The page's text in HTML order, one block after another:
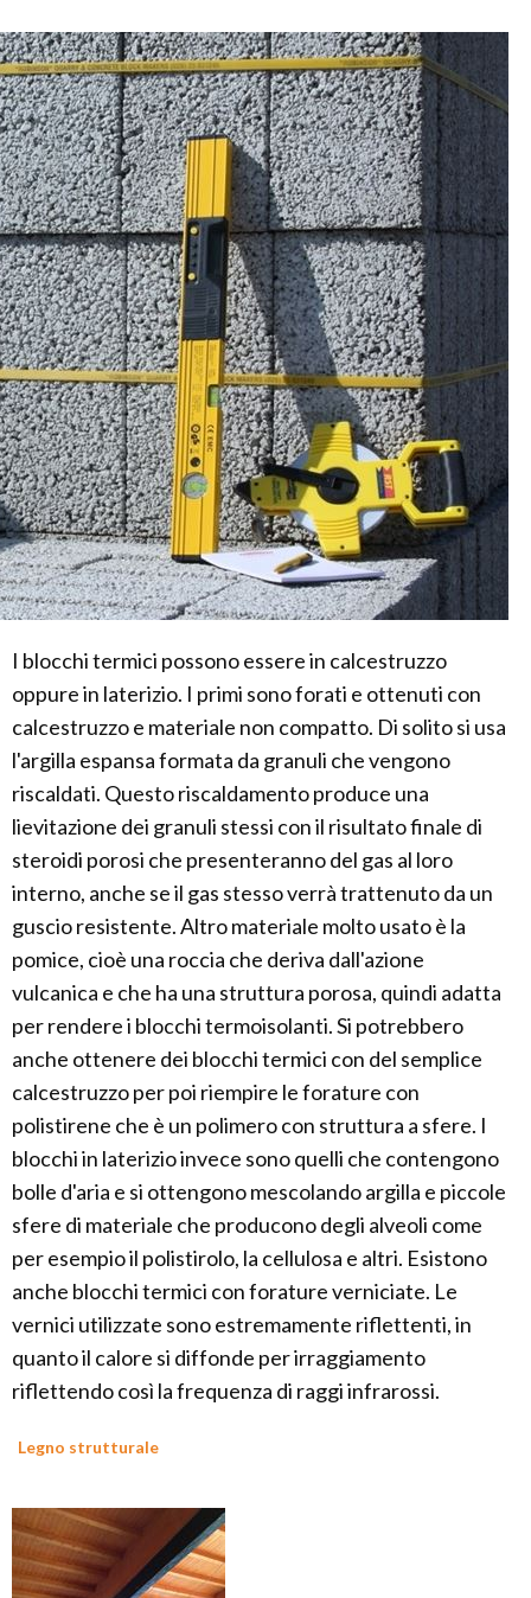
I blocchi termici possono essere in calcestruzzo
oppure in laterizio. I primi sono forati e ottenuti con
calcestruzzo e materiale non compatto. Di solito si usa
l'argilla espansa formata da granuli che vengono
riscaldati. Questo riscaldamento produce una
lievitazione dei granuli stessi con il risultato finale di
steroidi porosi che presenteranno del gas al loro
interno, anche se il gas stesso verrà trattenuto da un
guscio resistente. Altro materiale molto usato è la
pomice, cioè una roccia che deriva dall'azione
vulcanica e che ha una struttura porosa, quindi adatta
per rendere i blocchi termoisolanti. Si potrebbero
anche ottenere dei blocchi termici con del semplice
calcestruzzo per poi riempire le forature con
polistirene che è un polimero con struttura a sfere. I
blocchi in laterizio invece sono quelli che contengono
bolle d'aria e si ottengono mescolando argilla e piccole
sfere di materiale che producono degli alveoli come
per esempio il polistirolo, la cellulosa e altri. Esistono
anche blocchi termici con forature verniciate. Le
vernici utilizzate sono estremamente riflettenti, in
quanto il calore si diffonde per irraggiamento
riflettendo così la frequenza di raggi infrarossi.
Legno strutturale